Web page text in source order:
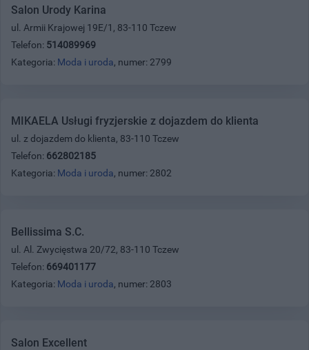
Salon Urody Karina
ul. Armii Krajowej 19E/1, 83-110 Tczew
Telefon: 514089969
Kategoria: Moda i uroda, numer: 2799
MIKAELA Usługi fryzjerskie z dojazdem do klienta
ul. z dojazdem do klienta, 83-110 Tczew
Telefon: 662802185
Kategoria: Moda i uroda, numer: 2802
Bellissima S.C.
ul. Al. Zwycięstwa 20/72, 83-110 Tczew
Telefon: 669401177
Kategoria: Moda i uroda, numer: 2803
Salon Excellent